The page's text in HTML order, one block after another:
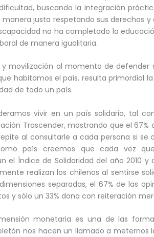
buscando la integración
justa respetando sus derechos
no ha completado la
de manera igualitaria.
movilización al momento de defender
habitamos el país, resulta primordial
de todo un país.
vivir en un país solidario, tal
Trascender, mostrando que el
al consultarle a cada persona si se
país creemos que cada vez
el Índice de Solidaridad del año 2010 y
realizan los chilenos al sentirse
separadas, el 67% de las
y sólo un 33% dona con reiteración
monetaria es una de las
nos hacen un llamado a meternos